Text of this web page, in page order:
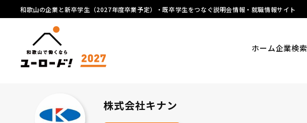
和歌山の企業と新卒学生（2027年度卒業予定）・既卒学生をつなぐ説明会情報・就職情報サイト
ホーム企業検索
株式会社キナン